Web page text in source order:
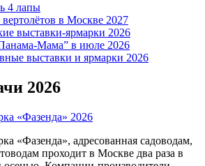
4 лапы
в Москве 2027
выставки-ярмарки 2026
Мама” в июле 2026
выставки и ярмарки 2026
2026
«Фазенда» 2026
«Фазенда», адресованная садоводам,
проходит в Москве два раза в